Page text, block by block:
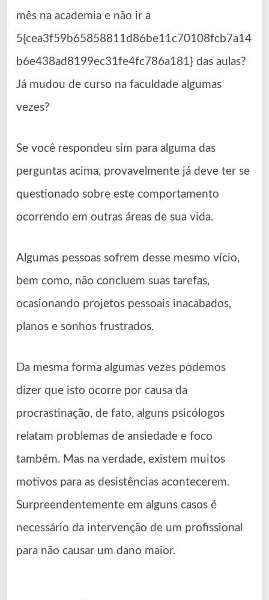
mês na academia e não ir a
5{cea3f59b65858811d86be11c70108fcb7a14
b6e438ad8199ec31fe4fc786a181} das aulas?
Já mudou de curso na faculdade algumas
vezes?
Se você respondeu sim para alguma das
perguntas acima, provavelmente já deve ter se
questionado sobre este comportamento
ocorrendo em outras áreas de sua vida.
Algumas pessoas sofrem desse mesmo vício,
bem como, não concluem suas tarefas,
ocasionando projetos pessoais inacabados,
planos e sonhos frustrados.
Da mesma forma algumas vezes podemos
dizer que isto ocorre por causa da
procrastinação, de fato, alguns psicólogos
relatam problemas de ansiedade e foco
também. Mas na verdade, existem muitos
motivos para as desistências acontecerem.
Surpreendentemente em alguns casos é
necessário da intervenção de um profissional
para não causar um dano maior.